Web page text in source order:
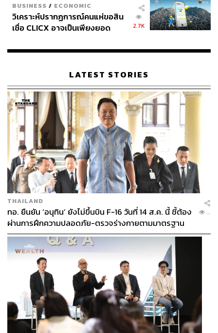
BUSINESS / ECONOMIC
วิเคราะห์ปรากฏการณ์คนแห่ขอสิน
เชื่อ CLICX อาจเป็นเพียงยอด
เรือนไทยที่ถูกซุกไว้
2.7K
LATEST STORIES
THAILAND
ทอ. ยืนยัน ‘อนุทิน’ ยังไม่ขึ้นบิน F-16 วันที่ 14 ส.ค. นี้ ชี้ต้อง
ผ่านการฝึกความปลอดภัย-ตรวจร่างกายตามมาตรฐาน
ก่อน
...